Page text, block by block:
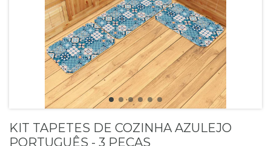
KIT TAPETES DE COZINHA AZULEJO
PORTUGUÊS - 3 PEÇAS